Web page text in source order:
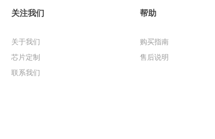
关注我们
关于我们
芯片定制
联系我们
帮助
购买指南
售后说明